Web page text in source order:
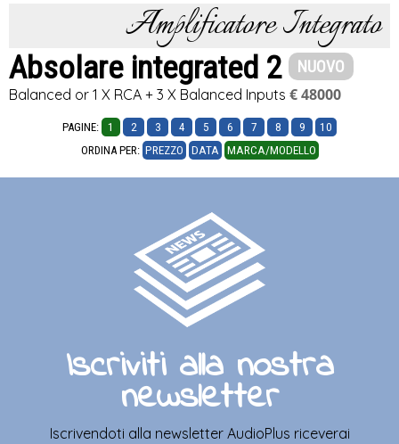
Amplificatore Integrato
Absolare integrated 2 NUOVO
Balanced or 1 X RCA + 3 X Balanced Inputs € 48000
PAGINE: 1 2 3 4 5 6 7 8 9
10
ORDINA PER: PREZZO DATA MARCA/MODELLO
Iscriviti alla nostra
newsletter
Iscrivendoti alla newsletter AudioPlus riceverai